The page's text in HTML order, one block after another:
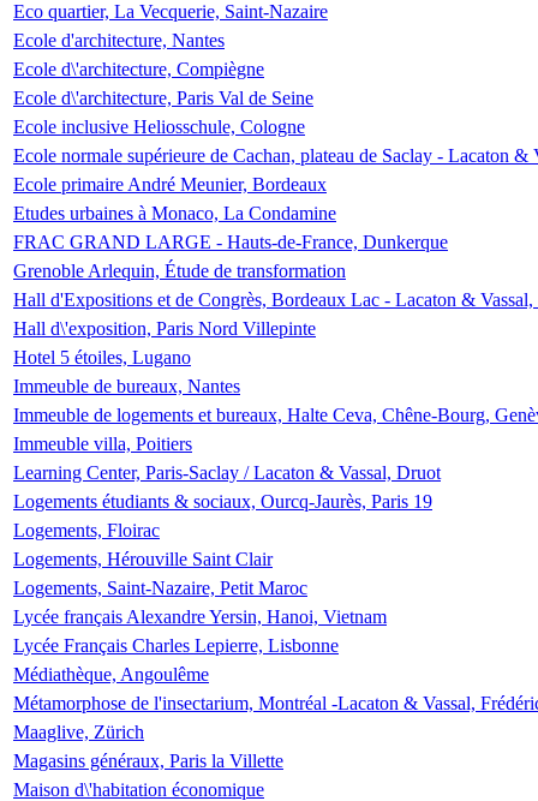
Eco quartier, La Vecquerie, Saint-Nazaire
Ecole d'architecture, Nantes
Ecole d\'architecture, Compiègne
Ecole d\'architecture, Paris Val de Seine
Ecole inclusive Heliosschule, Cologne
Ecole normale supérieure de Cachan, plateau de Saclay - Lacaton &
Ecole primaire André Meunier, Bordeaux
Etudes urbaines à Monaco, La Condamine
FRAC GRAND LARGE - Hauts-de-France, Dunkerque
Grenoble Arlequin, Étude de transformation
Hall d'Expositions et de Congrès, Bordeaux Lac - Lacaton &
Hall d\'exposition, Paris Nord Villepinte
Hotel 5 étoiles, Lugano
Immeuble de bureaux, Nantes
Immeuble de logements et bureaux, Halte Ceva, Chêne-Bourg,
Immeuble villa, Poitiers
Learning Center, Paris-Saclay / Lacaton & Vassal, Druot
Logements étudiants & sociaux, Ourcq-Jaurès, Paris 19
Logements, Floirac
Logements, Hérouville Saint Clair
Logements, Saint-Nazaire, Petit Maroc
Lycée français Alexandre Yersin, Hanoi, Vietnam
Lycée Français Charles Lepierre, Lisbonne
Médiathèque, Angoulême
Métamorphose de l'insectarium, Montréal -Lacaton & Vassal,
Maaglive, Zürich
Magasins généraux, Paris la Villette
Maison d\'habitation économique